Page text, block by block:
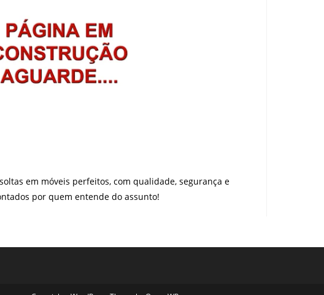
em móveis perfeitos, com qualidade, segurança e
por quem entende do assunto!